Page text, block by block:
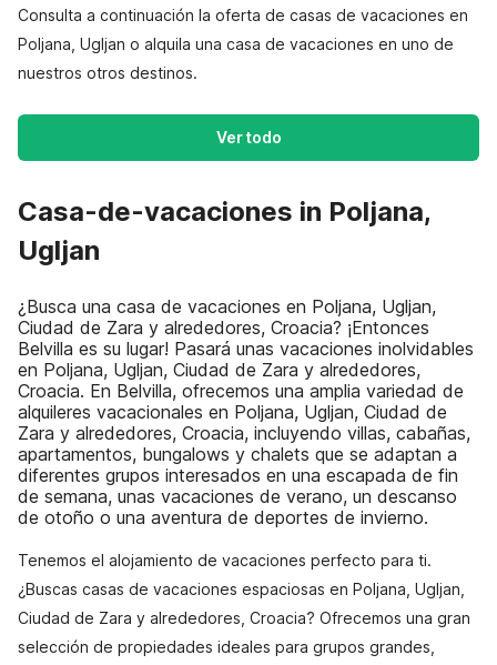
Consulta a continuación la oferta de casas de vacaciones en
Poljana, Ugljan o alquila una casa de vacaciones en uno de
nuestros otros destinos.
Ver todo
Casa-de-vacaciones in Poljana,
Ugljan
¿Busca una casa de vacaciones en Poljana, Ugljan,
Ciudad de Zara y alrededores, Croacia? ¡Entonces
Belvilla es su lugar! Pasará unas vacaciones inolvidables
en Poljana, Ugljan, Ciudad de Zara y alrededores,
Croacia. En Belvilla, ofrecemos una amplia variedad de
alquileres vacacionales en Poljana, Ugljan, Ciudad de
Zara y alrededores, Croacia, incluyendo villas, cabañas,
apartamentos, bungalows y chalets que se adaptan a
diferentes grupos interesados en una escapada de fin
de semana, unas vacaciones de verano, un descanso
de otoño o una aventura de deportes de invierno.
Tenemos el alojamiento de vacaciones perfecto para ti.
¿Buscas casas de vacaciones espaciosas en Poljana, Ugljan,
Ciudad de Zara y alrededores, Croacia? Ofrecemos una gran
selección de propiedades ideales para grupos grandes,